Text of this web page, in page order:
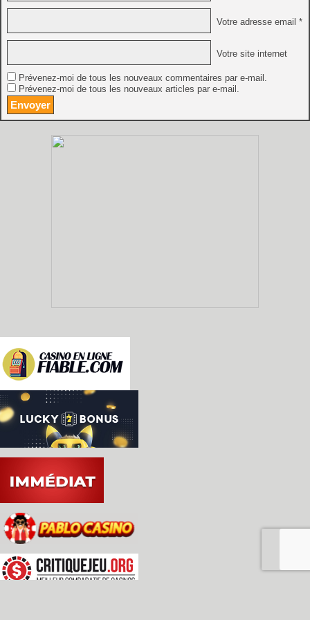
Votre adresse email *
Votre site internet
Prévenez-moi de tous les nouveaux commentaires par e-mail.
Prévenez-moi de tous les nouveaux articles par e-mail.